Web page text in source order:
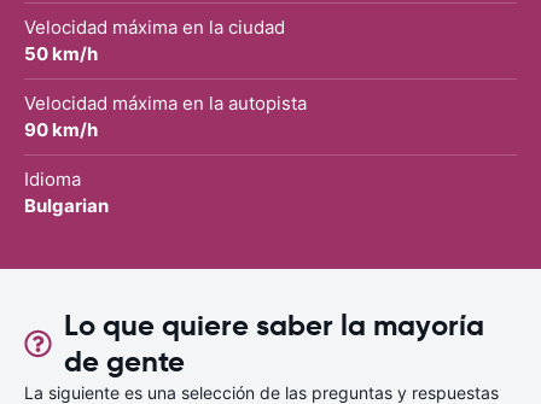
Velocidad máxima en la ciudad
50 km/h
Velocidad máxima en la autopista
90 km/h
Idioma
Bulgarian
Lo que quiere saber la mayoría
de gente
La siguiente es una selección de las preguntas y respuestas